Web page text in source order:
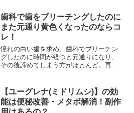
下がってしまうと、老化の原因となって
しまう重要な要素と...
歯科で歯をブリーチングしたのに
また元通り黄色くなったのならコ
レ！
憧れの白い歯を求め、歯科でブリーチン
グしたのに時間が経つと元通りになり、
その後諦めてしまう方がほとんど。再
ら。。。」と放置してしまいがち。。。
そんな、黄色い歯の悩みには...
【ユーグレナ(ミドリムシ)】の効
能は便秘改善・メタボ解消！副作